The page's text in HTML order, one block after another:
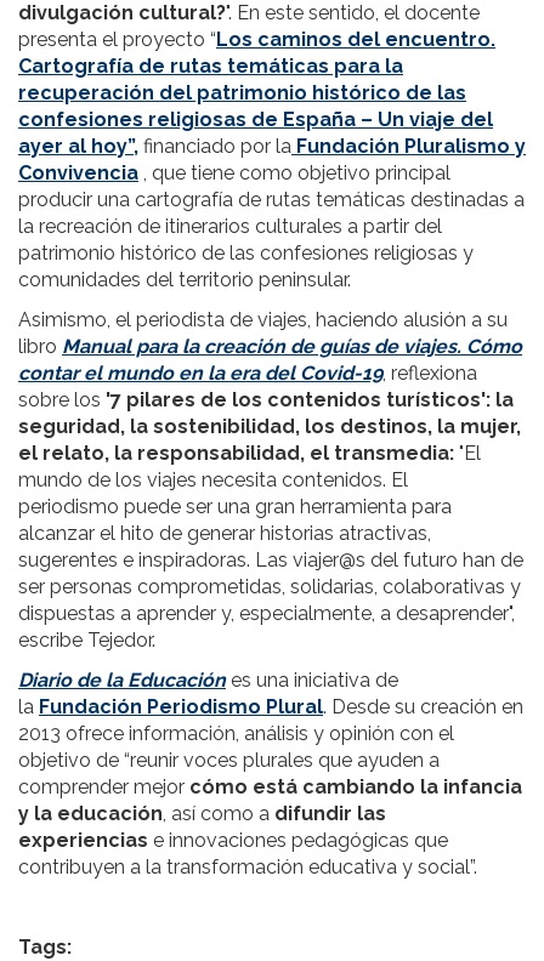
divulgación cultural?". En este sentido, el docente
presenta el proyecto “ Los caminos del encuentro.
Cartografía de rutas temáticas para la
recuperación del patrimonio histórico de las
confesiones religiosas de España – Un viaje del
ayer al hoy”, financiado por la Fundación Pluralismo y
Convivencia , que tiene como objetivo principal
producir una cartografía de rutas temáticas destinadas a
la recreación de itinerarios culturales a partir del
patrimonio histórico de las confesiones religiosas y
comunidades del territorio peninsular.
Asimismo, el periodista de viajes, haciendo alusión a su
libro Manual para la creación de guías de viajes. Cómo
contar el mundo en la era del Covid-19, reflexiona
sobre los '7 pilares de los contenidos turísticos': la
seguridad, la sostenibilidad, los destinos, la mujer,
el relato, la responsabilidad, el transmedia: "El
mundo de los viajes necesita contenidos. El
periodismo puede ser una gran herramienta para
alcanzar el hito de generar historias atractivas,
sugerentes e inspiradoras. Las viajer@s del futuro han de
ser personas comprometidas, solidarias, colaborativas y
dispuestas a aprender y, especialmente, a desaprender",
escribe Tejedor.
Diario de la Educaciónes una iniciativa de
la Fundación Periodismo Plural. Desde su creación en
2013 ofrece información, análisis y opinión con el
objetivo de “reunir voces plurales que ayuden a
comprender mejor cómo está cambiando la infancia
y la educación, así como a difundir las
experiencias e innovaciones pedagógicas que
contribuyen a la transformación educativa y social”.
Tags: